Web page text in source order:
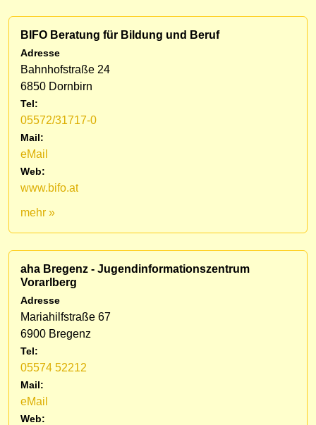
BIFO Beratung für Bildung und Beruf
Adresse
Bahnhofstraße 24
6850 Dornbirn
Tel:
05572/31717-0
Mail:
eMail
Web:
www.bifo.at
mehr »
aha Bregenz - Jugendinformationszentrum
Vorarlberg
Adresse
Mariahilfstraße 67
6900 Bregenz
Tel:
05574 52212
Mail:
eMail
Web: